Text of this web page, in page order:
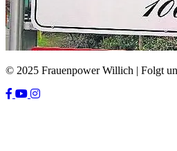
© 2025 Frauenpower Willich | Folgt